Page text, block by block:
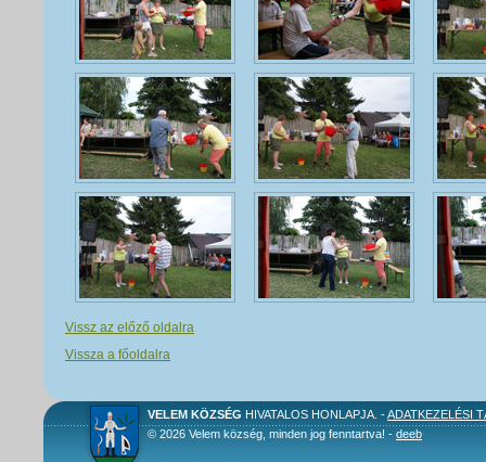
Vissz az előző oldalra
Vissza a főoldalra
VELEM KÖZSÉG HIVATALOS HONLAPJA. -ADATKEZELÉSI
© 2026 Velem község, minden jog fenntartva! - deeb